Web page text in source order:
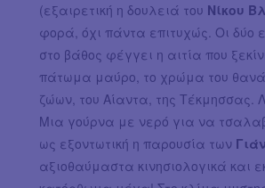
(εξαιρετική η δουλειά του Νίκου
φορά, όχι πάντα επιτυχώς. Οι δύο
στο βάθος φέγγει η αιτία που
πάτωμα μαύρο, το χρώμα του
ζώων, του Αίαντα, της Τέκμησσας.
Μια γούρνα με νερό για να
ως εξοντωτική η παρουσία των
αξιοθαύμαστα κινησιολογικά και